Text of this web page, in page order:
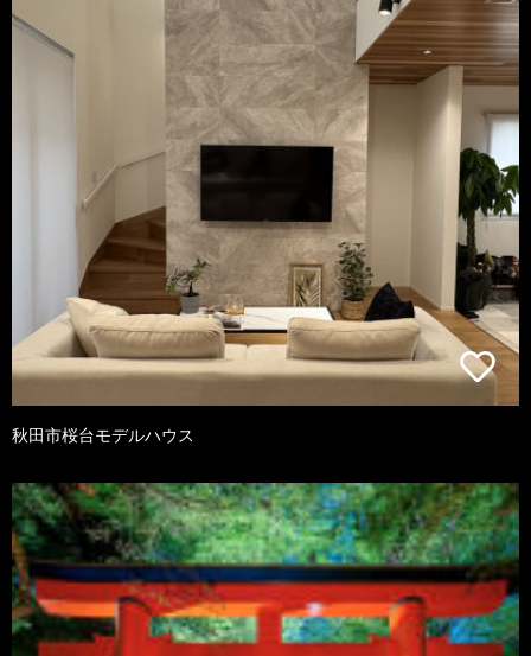
秋田市桜台モデルハウス